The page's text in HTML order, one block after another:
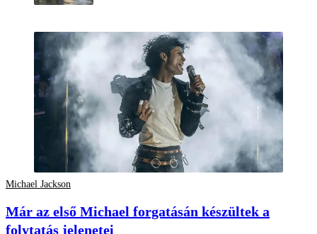
Michael Jackson
Már az első Michael forgatásán készültek a
folytatás jelenetei